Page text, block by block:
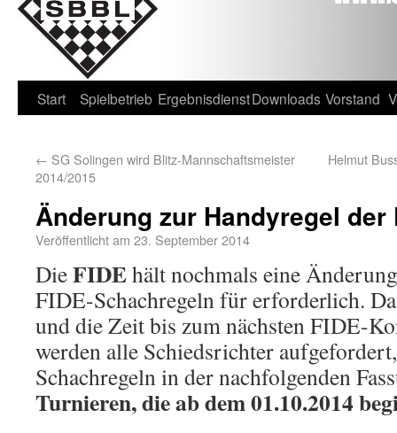
Start Spielbetrieb ErgebnisdienstDownloads Vorstand
← SG Solingen wird Blitz-Mannschaftsmeister
2014/2015
Helmut
Änderung zur Handyregel der
Veröffentlicht am 23. September 2014
DieFIDEhält nochmals eine
FIDE-Schachregeln für erforderlich.
und die Zeit bis zum nächsten FIDE-
werden alle Schiedsrichter
Schachregeln in der nachfolgenden
Turnieren, die ab dem 01.10.2014